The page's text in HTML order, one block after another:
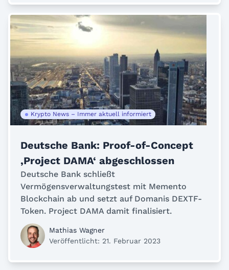
Krypto News – Immer aktuell informiert
Deutsche Bank: Proof-of-Concept
‚Project DAMA‘ abgeschlossen
Deutsche Bank schließt
Vermögensverwaltungstest mit Memento
Blockchain ab und setzt auf Domanis DEXTF-
Token. Project DAMA damit finalisiert.
Mathias Wagner
Veröffentlicht: 21. Februar 2023